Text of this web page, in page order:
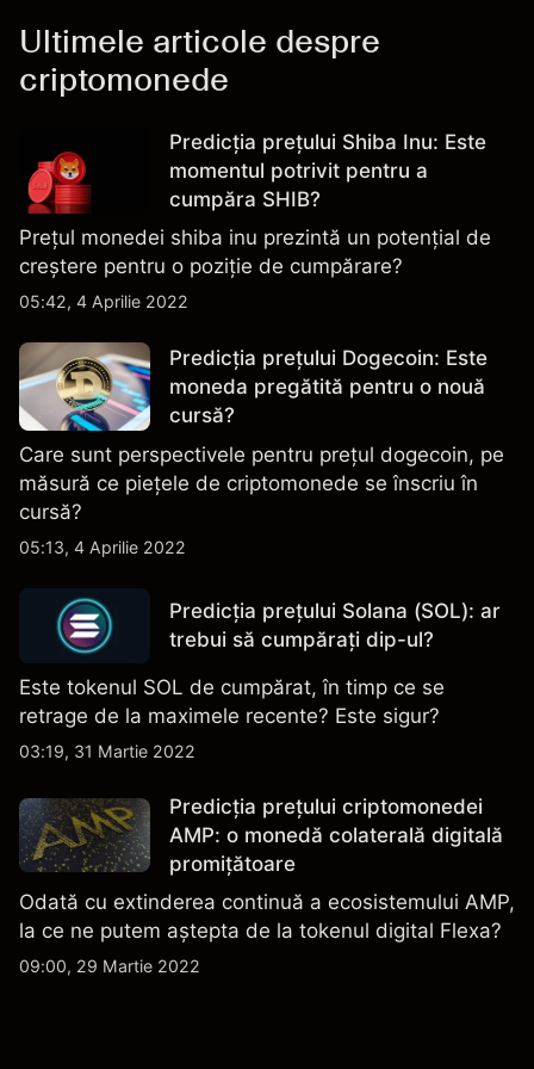
Ultimele articole despre
criptomonede
Predicția prețului Shiba Inu: Este
momentul potrivit pentru a
cumpăra SHIB?
Prețul monedei shiba inu prezintă un potențial de
creștere pentru o poziție de cumpărare?
05:42, 4 Aprilie 2022
Predicția prețului Dogecoin: Este
moneda pregătită pentru o nouă
cursă?
Care sunt perspectivele pentru prețul dogecoin, pe
măsură ce piețele de criptomonede se înscriu în
cursă?
05:13, 4 Aprilie 2022
Predicția prețului Solana (SOL): ar
trebui să cumpărați dip-ul?
Este tokenul SOL de cumpărat, în timp ce se
retrage de la maximele recente? Este sigur?
03:19, 31 Martie 2022
Predicția prețului criptomonedei
AMP: o monedă colaterală digitală
promițătoare
Odată cu extinderea continuă a ecosistemului AMP,
la ce ne putem aștepta de la tokenul digital Flexa?
09:00, 29 Martie 2022